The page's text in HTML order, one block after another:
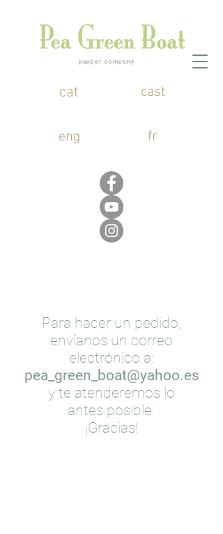
cat cast
eng fr
Para hacer un pedido,
envíanos un correo
electrónico a:
pea_green_boat@yahoo.es
y te atenderemos lo
antes posible.
¡Gracias!